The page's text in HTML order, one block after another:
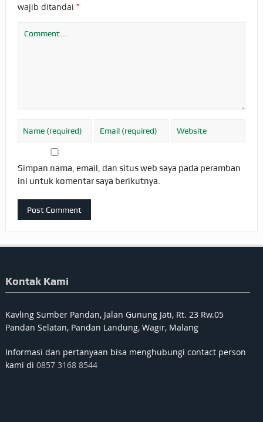
wajib ditandai *
Simpan nama, email, dan situs web saya pada peramban
ini untuk komentar saya berikutnya.
Kontak Kami
Kavling Sumber Pandan, Jalan Gunung Jati, Rt. 23 Rw.05
Pandan Selatan, Pandan Landung, Wagir, Malang
Informasi dan pertanyaan bisa menghubungi contact person
kami di 0857 3168 8544